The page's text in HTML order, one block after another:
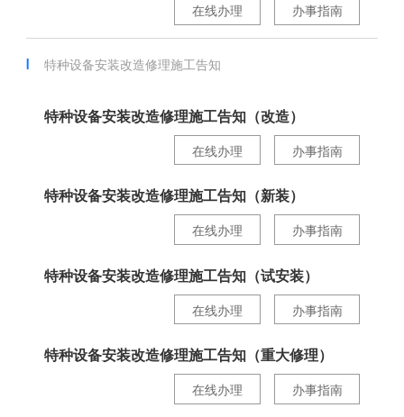
办事指南
在线办理
特种设备安装改造修理施工告知
特种设备安装改造修理施工告知（改造）
办事指南
在线办理
特种设备安装改造修理施工告知（新装）
办事指南
在线办理
特种设备安装改造修理施工告知（试安装）
办事指南
在线办理
特种设备安装改造修理施工告知（重大修理）
办事指南
在线办理